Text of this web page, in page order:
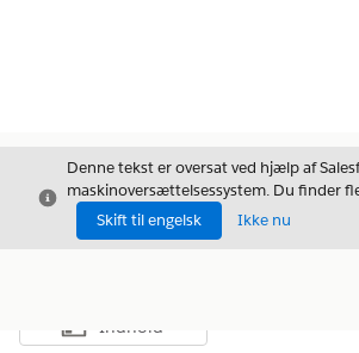
Luk
Denne tekst er oversat ved hjælp af
maskinoversættelsessystem. Du finder
Skift til engelsk
Ikke nu
Vis indholdsfortegnelse
Indhold